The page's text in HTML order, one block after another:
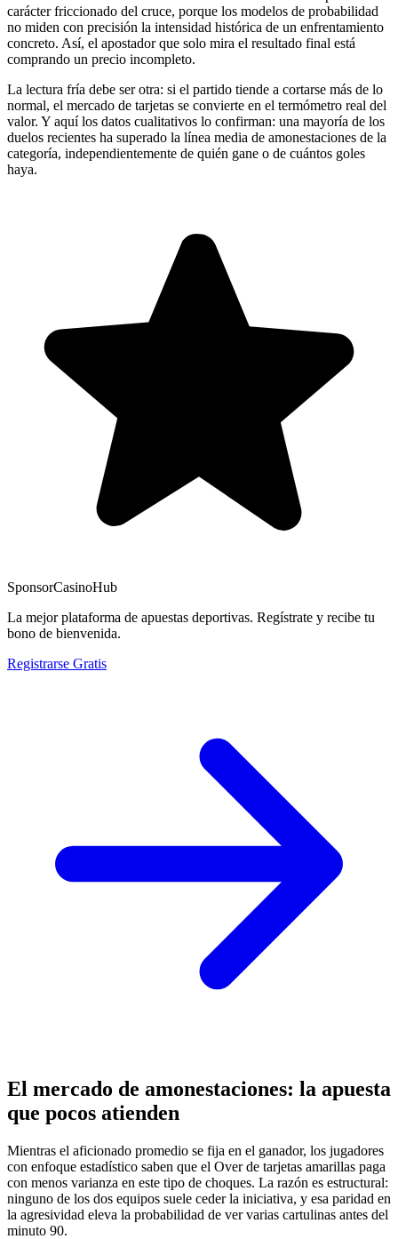
carácter friccionado del cruce, porque los modelos de probabilidad
no miden con precisión la intensidad histórica de un enfrentamiento
concreto. Así, el apostador que solo mira el resultado final está
comprando un precio incompleto.
La lectura fría debe ser otra: si el partido tiende a cortarse más de lo
normal, el mercado de tarjetas se convierte en el termómetro real del
valor. Y aquí los datos cualitativos lo confirman: una mayoría de los
duelos recientes ha superado la línea media de amonestaciones de la
categoría, independientemente de quién gane o de cuántos goles
haya.
SponsorCasinoHub
La mejor plataforma de apuestas deportivas. Regístrate y recibe tu
bono de bienvenida.
Registrarse Gratis
El mercado de amonestaciones: la apuesta
que pocos atienden
Mientras el aficionado promedio se fija en el ganador, los jugadores
con enfoque estadístico saben que el Over de tarjetas amarillas paga
con menos varianza en este tipo de choques. La razón es estructural:
ninguno de los dos equipos suele ceder la iniciativa, y esa paridad en
la agresividad eleva la probabilidad de ver varias cartulinas antes del
minuto 90.